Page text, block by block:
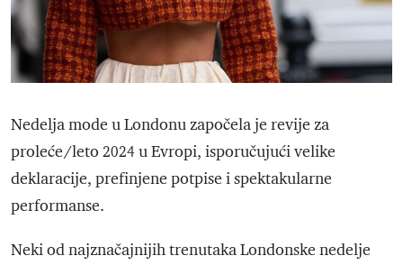
Nedelja mode u Londonu započela je revije za
proleće/leto 2024 u Evropi, isporučujući velike
deklaracije, prefinjene potpise i spektakularne
performanse.
Neki od najznačajnijih trenutaka Londonske nedelje